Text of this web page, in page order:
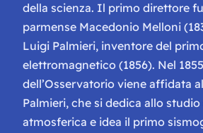
della scienza. Il primo direttore
parmense Macedonio Melloni
Luigi Palmieri, inventore del
elettromagnetico (1856). Nel
dell’Osservatorio viene affidata
Palmieri, che si dedica allo studio
atmosferica e idea il primo